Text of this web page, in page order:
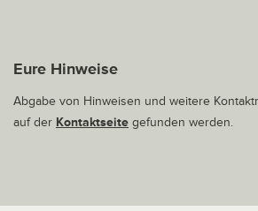
Eure Hinweise
Abgabe von Hinweisen und weitere
auf der Kontaktseite gefunden werden.